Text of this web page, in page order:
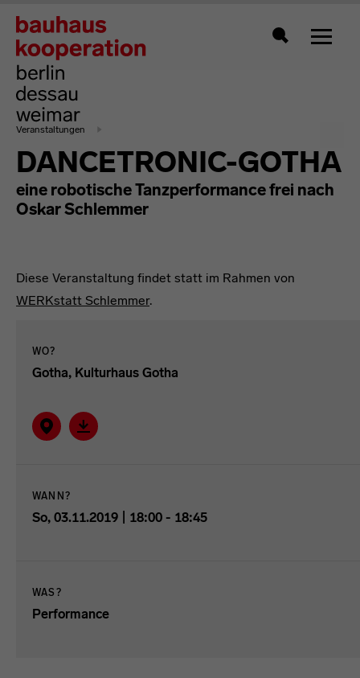
Zeigt
Veranstaltungen
DANCETRONIC-GOTHA
eine robotische Tanzperformance frei nach
Oskar Schlemmer
Diese Veranstaltung findet statt im Rahmen von
WERKstatt Schlemmer.
WO?
Gotha, Kulturhaus Gotha
Auf Karte zeigen
Verantaltung im ICAL-Format herunterladen.
WANN?
So, 03.11.2019 | 18:00 - 18:45
WAS?
Performance